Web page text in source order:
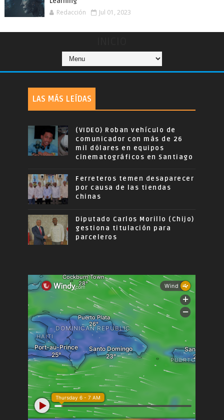
Redacción Jul 01, 2023
LAS MÁS LEÍDAS
(VIDEO) Roban vehículo de
comunicador con más de 26
mil dólares en equipos
cinematográficos en Santiago
Ferreteros temen desaparecer
por causa de las tiendas
chinas
Diputado Carlos Morillo (Chijo)
gestiona titulación para
parceleros